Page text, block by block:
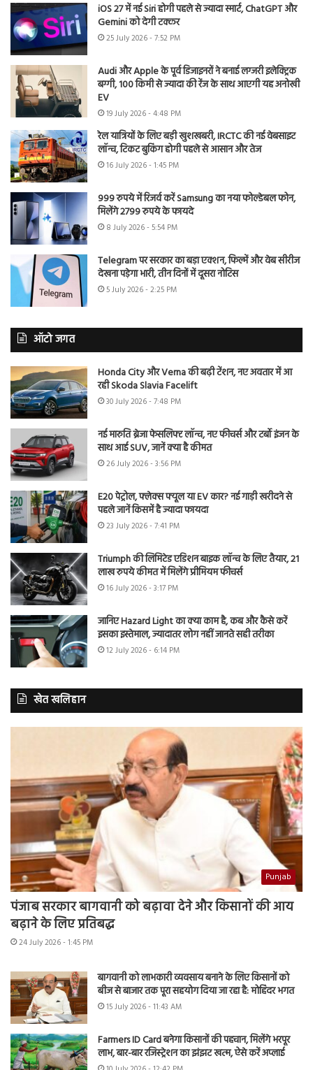
iOS 27 में नई Siri होगी पहले से ज्यादा स्मार्ट, ChatGPT और
Gemini को देगी टक्कर
25 July 2026 - 7:52 PM
Audi और Apple के पूर्व डिजाइनरों ने बनाई लग्जरी इलेक्ट्रिक
बग्गी, 100 किमी से ज्यादा की रेंज के साथ आएगी यह अनोखी
EV
19 July 2026 - 4:48 PM
रेल यात्रियों के लिए बड़ी खुशखबरी, IRCTC की नई वेबसाइट
लॉन्च, टिकट बुकिंग होगी पहले से आसान और तेज
16 July 2026 - 1:45 PM
999 रुपये में रिजर्व करें Samsung का नया फोल्डेबल फोन,
मिलेंगे 2799 रुपये के फायदे
8 July 2026 - 5:54 PM
Telegram पर सरकार का बड़ा एक्शन, फिल्में और वेब सीरीज
देखना पड़ेगा भारी, तीन दिनों में दूसरा नोटिस
5 July 2026 - 2:25 PM
ऑटो जगत
Honda City और Verna की बढ़ी टेंशन, नए अवतार में आ
रही Skoda Slavia Facelift
30 July 2026 - 7:48 PM
नई मारुति ब्रेजा फेसलिफ्ट लॉन्च, नए फीचर्स और टर्बो इंजन के
साथ आई SUV, जानें क्या है कीमत
26 July 2026 - 3:56 PM
E20 पेट्रोल, फ्लेक्स फ्यूल या EV कार? नई गाड़ी खरीदने से
पहले जानें किसमें है ज्यादा फायदा
23 July 2026 - 7:41 PM
Triumph की लिमिटेड एडिशन बाइक लॉन्च के लिए तैयार, 21
लाख रुपये कीमत में मिलेंगे प्रीमियम फीचर्स
16 July 2026 - 3:17 PM
जानिए Hazard Light का क्या काम है, कब और कैसे करें
इसका इस्तेमाल, ज्यादातर लोग नहीं जानते सही तरीका
12 July 2026 - 6:14 PM
खेत खलिहान
Punjab
पंजाब सरकार बागवानी को बढ़ावा देने और किसानों की आय
बढ़ाने के लिए प्रतिबद्ध
24 July 2026 - 1:45 PM
बागवानी को लाभकारी व्यवसाय बनाने के लिए किसानों को
बीज से बाजार तक पूरा सहयोग दिया जा रहा है: मोहिंदर भगत
15 July 2026 - 11:43 AM
Farmers ID Card बनेगा किसानों की पहचान, मिलेंगे भरपूर
लाभ, बार-बार रजिस्ट्रेशन का झंझट खत्म, ऐसे करें अप्लाई